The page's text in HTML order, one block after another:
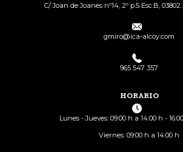
C/ Joan de Joanes nº14, 2º p.5 Esc.B,
gmiro@ica-alcoy.com
965 547 357
HORARIO
Lunes - Jueves: 09:00 h a 14:00 h -
Viernes: 09:00 h a 14:00 h